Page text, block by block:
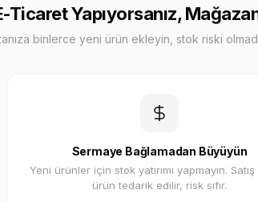
Ticaret Yapıyorsanız,
binlerce yeni ürün ekleyin, stok riski
Sermaye Bağlamadan Büyüyün
Yeni ürünler için stok yatırımı yapmayın.
ürün tedarik edilir, risk sıfır.